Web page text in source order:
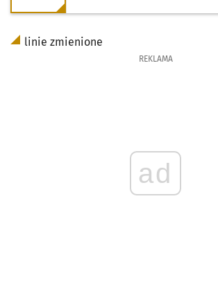
linie zmienione
REKLAMA
ad